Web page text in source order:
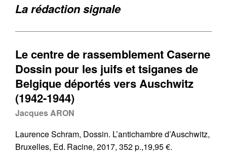
La rédaction signale
Le centre de rassemblement Caserne
Dossin pour les juifs et tsiganes de
Belgique déportés vers Auschwitz
(1942-1944)
Jacques ARON
Laurence Schram, Dossin. L’antichambre d’Auschwitz,
Bruxelles, Ed. Racine, 2017, 352 p.,19,95 €.